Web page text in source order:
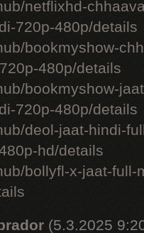
netflixhd-
720p-480p/details
bookmyshow-
480p/details
bookmyshow-
720p-480p/details
deol-jaat-hindi-
hd/details
bollyfl-x-jaat-
(5.3.2025